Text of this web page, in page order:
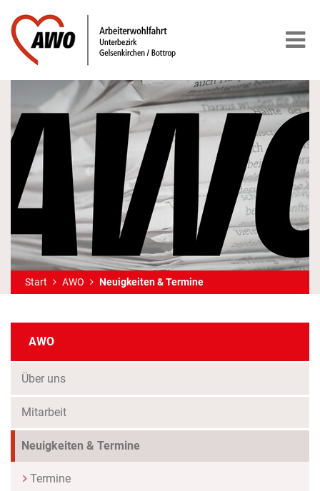
Start AWO Neuigkeiten & Termine
AWO
Über uns
Mitarbeit
Neuigkeiten & Termine
Termine